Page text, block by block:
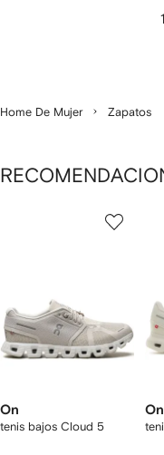
Home De Mujer Zapatos
On
tenis bajos Cloud 5
On